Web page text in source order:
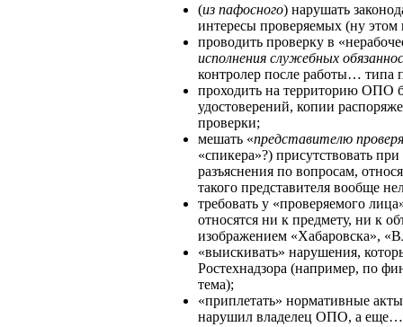
(из пафосного) нарушать
интересы проверяемых (ну
проводить проверку в
исполнения служебных
контролер после работы…
проходить на территорию ОПО
удостоверений, копии
проверки;
мешать «представителю
«спикера»?) присутствовать
разъяснения по вопросам,
такого представителя вообще
требовать у «проверяемого
относятся ни к предмету, ни к
изображением «Хабаровска»,
«выискивать» нарушения,
Ростехнадзора (например, по
тема);
«приплетать» нормативные
нарушил владелец ОПО, а еще…